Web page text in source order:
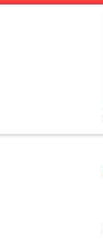
Перейти до